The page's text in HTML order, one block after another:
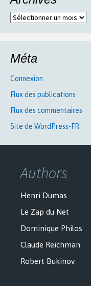
Archives
Méta
Connexion
Flux des publications
Flux des commentaires
Site de WordPress-FR
Authors
Henri Dumas
Le Zap du Net
Dominique Philos
Claude Reichman
Robert Bukinov